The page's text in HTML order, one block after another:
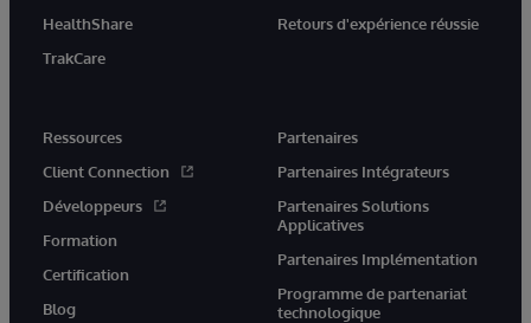
HealthShare
TrakCare
Retours d'expérience réussie
Ressources
Client Connection
Développeurs
Formation
Certification
Blog
Partenaires
Partenaires Intégrateurs
Partenaires Solutions
Applicatives
Partenaires Implémentation
Programme de partenariat
technologique